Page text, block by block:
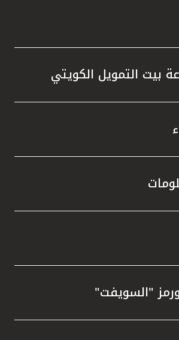
بيت التمويل الكويتي
"السويفت"